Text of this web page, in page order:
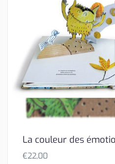
La couleur des
€22,00